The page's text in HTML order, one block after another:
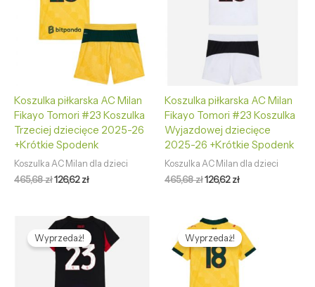
Koszulka piłkarska AC Milan
Fikayo Tomori #23 Koszulka
Trzeciej dziecięce 2025-26
+Krótkie Spodenk
Koszulka AC Milan dla dzieci
465,68zł126,62zł
Koszulka piłkarska AC Milan
Fikayo Tomori #23 Koszulka
Wyjazdowej dziecięce
2025-26 +Krótkie Spodenk
Koszulka AC Milan dla dzieci
465,68zł126,62zł
Wyprzedaż!
Pierwotna
cena
wynosiła:
465,68 zł.
Aktualna
cena
wynosi:
126,62 zł.
Wyprzedaż!
Pierwotna
cena
wynosiła:
465,68 zł.
cena
wynosi:
126,62 zł.